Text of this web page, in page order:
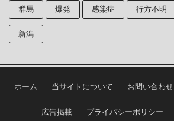
群馬 爆発 感染症 行方不明
新潟
ホーム 当サイトについて お問い合わせ
広告掲載 プライバシーポリシー